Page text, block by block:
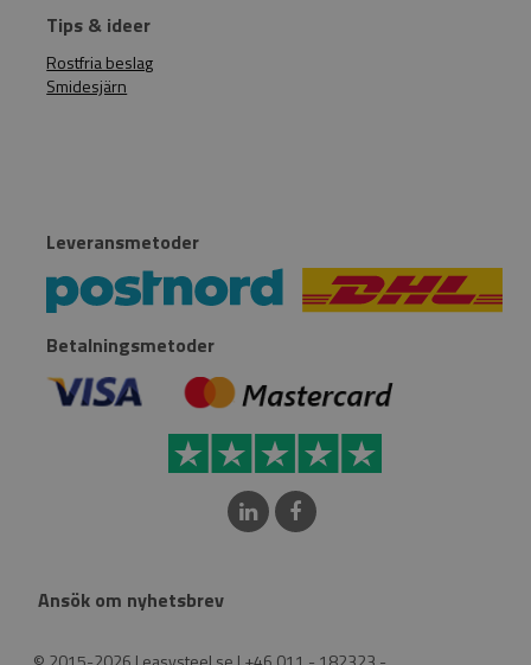
Tips & ideer
Rostfria beslag
Smidesjärn
Leveransmetoder
Betalningsmetoder
Ansök om nyhetsbrev